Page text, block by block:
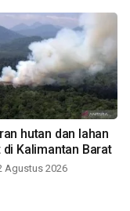
hutan dan lahan
di Kalimantan Barat
Agustus 2026